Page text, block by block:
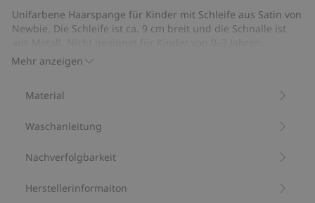
23
Bewertungen
Mehr anzeigen
Unifarbene Haarspange für Kinder mit Schleife aus Satin von
Newbie. Die Schleife ist ca. 9 cm breit und die Schnalle ist
Größe: 9 cm breit.
Mit 100 % Recyclingpolyester.
Recycelter Polyester
Material
Waschanleitung
Nachverfolgbarkeit
Herstellerinformaiton